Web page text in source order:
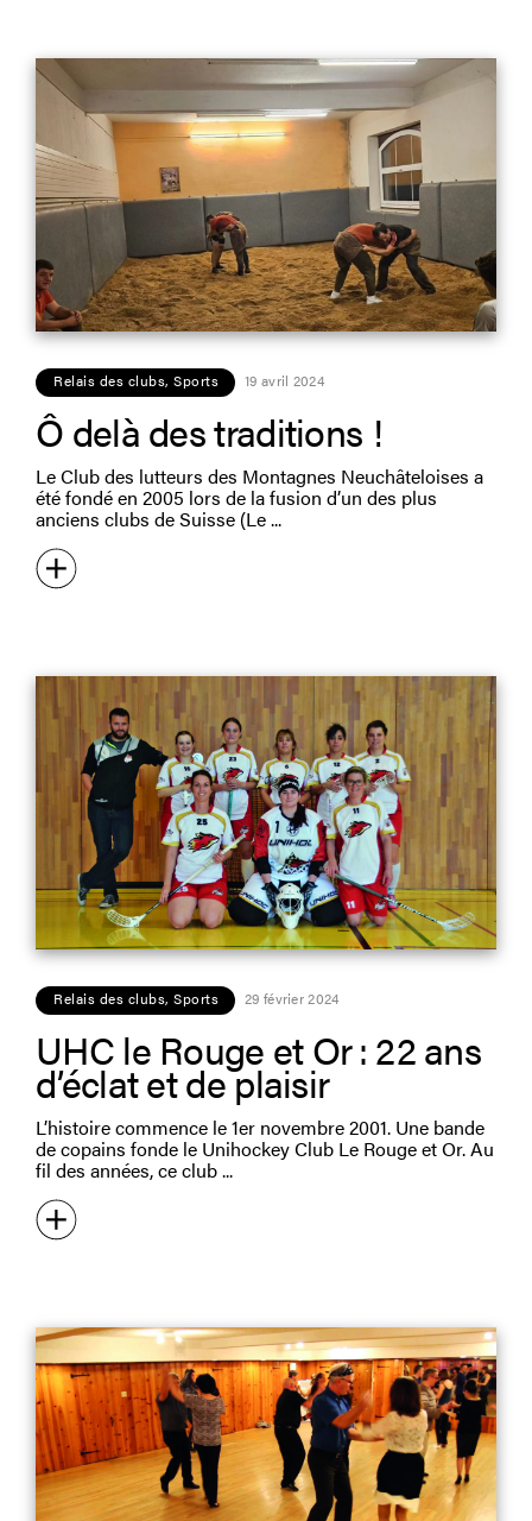
Relais des clubs, Sports 19 avril 2024
Ô delà des traditions !
Le Club des lutteurs des Montagnes Neuchâteloises a
été fondé en 2005 lors de la fusion d’un des plus
anciens clubs de Suisse (Le
Relais des clubs, Sports 29 février 2024
UHC le Rouge et Or : 22 ans
d’éclat et de plaisir
L’histoire commence le 1er novembre 2001. Une bande
de copains fonde le Unihockey Club Le Rouge et Or. Au
fil des années, ce club